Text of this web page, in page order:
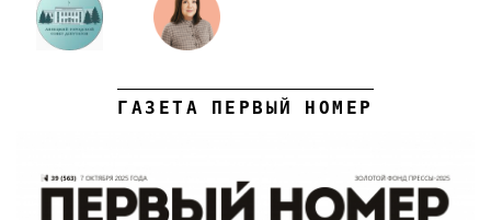
ГАЗЕТА ПЕРВЫЙ НОМЕР